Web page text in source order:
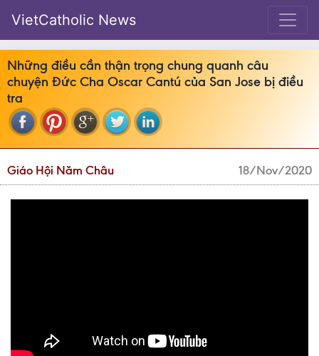
VietCatholic News
Những điều cần thận trọng chung quanh câu
chuyện Đức Cha Oscar Cantú của San Jose bị điều
tra
Giáo Hội Năm Châu 18/Nov/2020